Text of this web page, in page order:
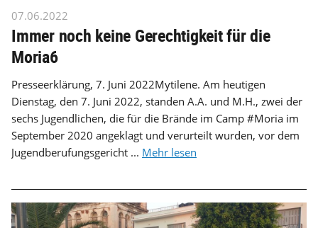
07.06.2022
Immer noch keine Gerechtigkeit für die
Moria6
Presseerklärung, 7. Juni 2022Mytilene. Am heutigen
Dienstag, den 7. Juni 2022, standen A.A. und M.H., zwei der
sechs Jugendlichen, die für die Brände im Camp #Moria im
September 2020 angeklagt und verurteilt wurden, vor dem
Jugendberufungsgericht ... Mehr lesen